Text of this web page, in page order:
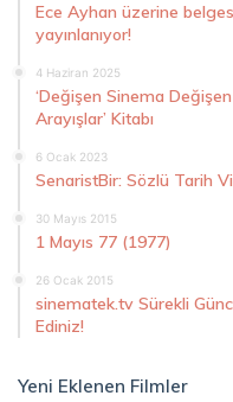
Ece Ayhan üzerine
yayınlanıyor!
4 Haziran 2025
‘Değişen Sinema
Arayışlar’ Kitabı
6 Ocak 2023
SenaristBir: Sözlü Tarih
30 Mayıs 2015
1 Mayıs 77 (1977)
26 Ocak 2015
sinematek.tv Sürekli
Ediniz!
Yeni Eklenen Filmler